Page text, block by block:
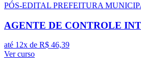
PÓS-EDITAL PREFEITURA
AGENTE DE CONTROLE
até 12x de R$ 46,39
Ver curso